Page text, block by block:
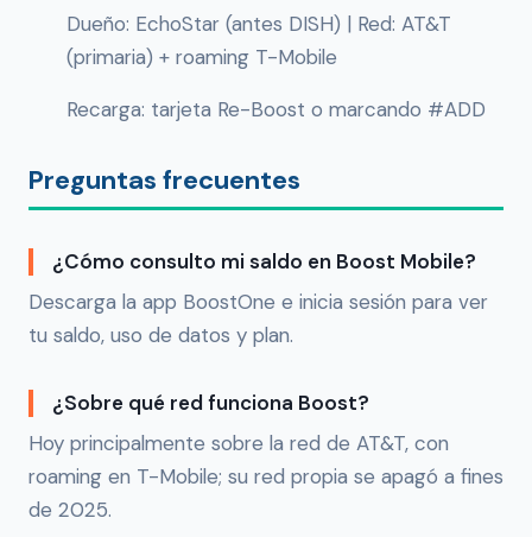
Dueño: EchoStar (antes DISH) | Red: AT&T
(primaria) + roaming T-Mobile
Recarga: tarjeta Re-Boost o marcando #ADD
Preguntas frecuentes
¿Cómo consulto mi saldo en Boost Mobile?
Descarga la app BoostOne e inicia sesión para ver
tu saldo, uso de datos y plan.
¿Sobre qué red funciona Boost?
Hoy principalmente sobre la red de AT&T, con
roaming en T-Mobile; su red propia se apagó a fines
de 2025.